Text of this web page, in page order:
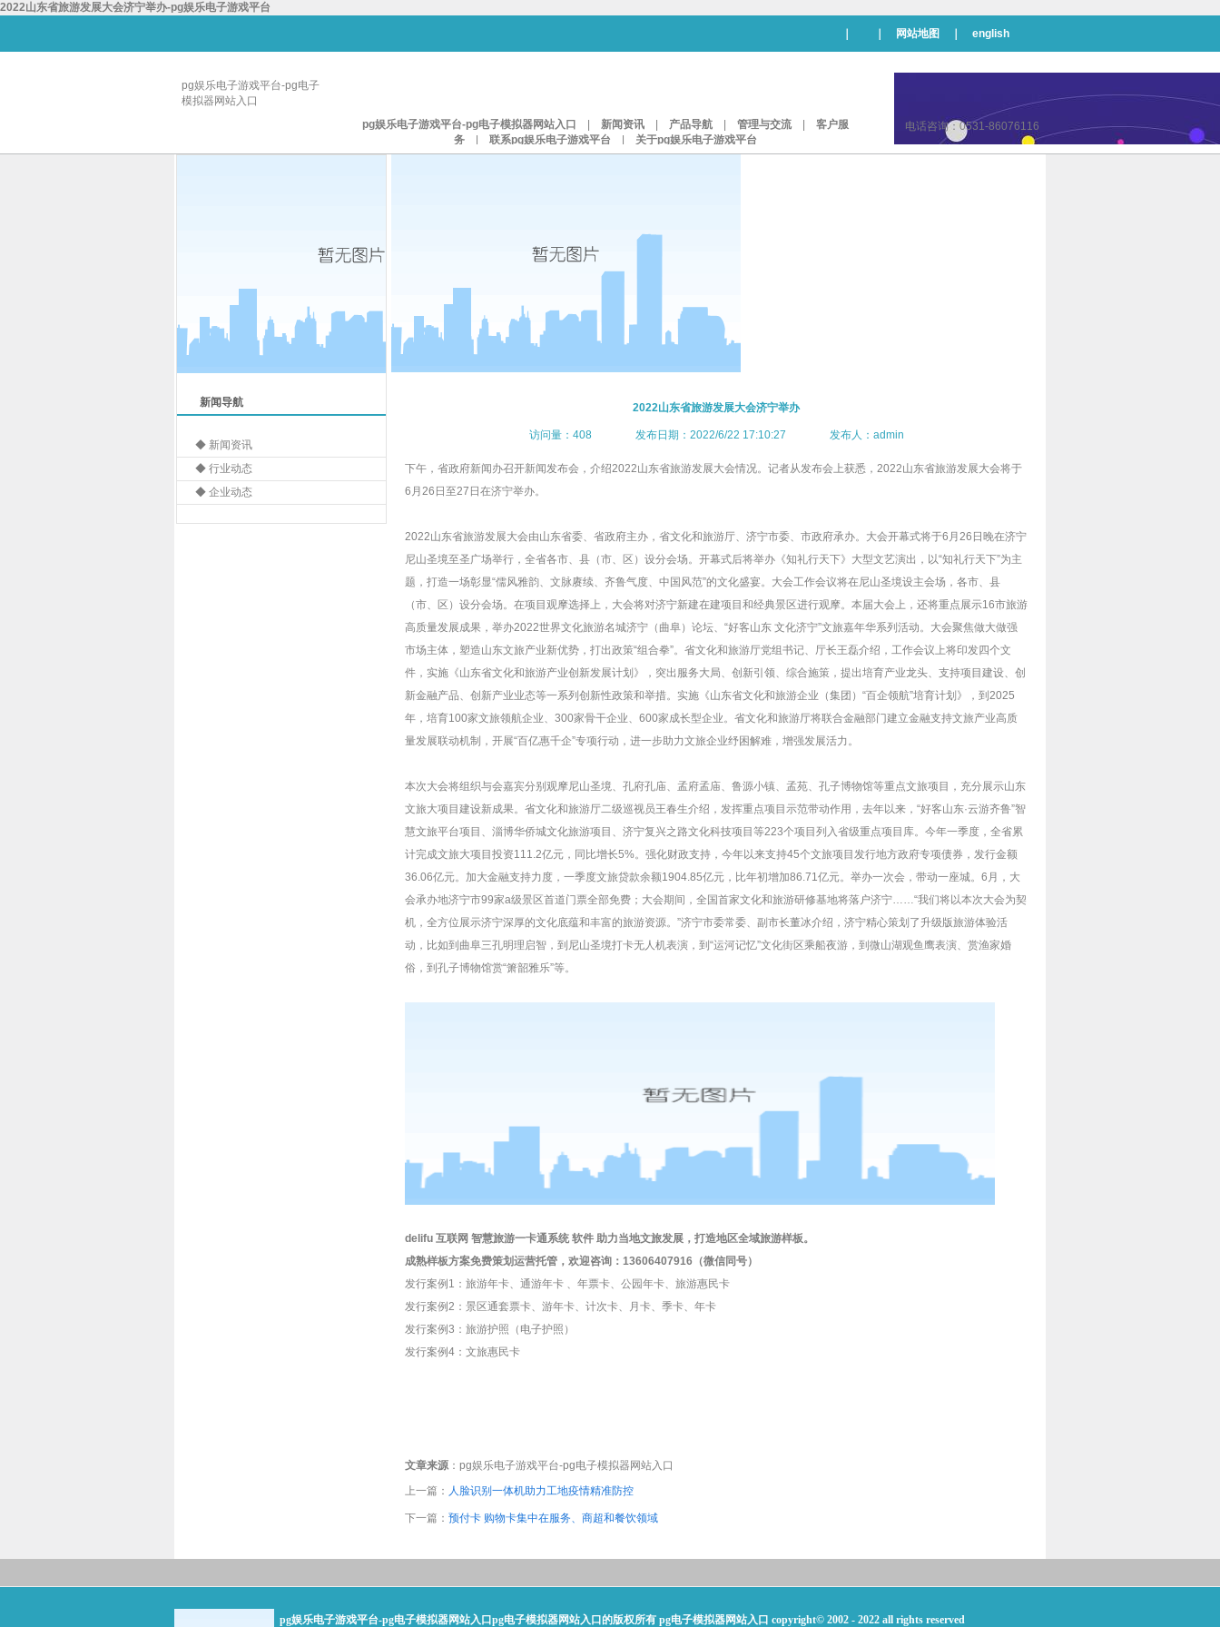
2022山东省旅游发展大会济宁举办-pg娱乐电子游戏平台
网站地图 english
电话咨询：0531-86076116
pg娱乐电子游戏平台-pg电子模拟器网站入口 新闻资讯 产品导航 管理与交流
客户服
务
联系pg娱乐电子游戏平台 关于pg娱乐电子游戏平台
pg娱乐电子游戏平台-pg电子
模拟器网站入口
新闻导航
◆ 新闻资讯
◆ 行业动态
◆ 企业动态
2022山东省旅游发展大会济宁举办
访问量：408 发布日期：2022/6/22 17:10:27 发布人：admin
下午，省政府新闻办召开新闻发布会，介绍2022山东省旅游发展大会情况。记者从发布会上获悉，2022山东省旅游发展大会将于
6月26日至27日在济宁举办。
2022山东省旅游发展大会由山东省委、省政府主办，省文化和旅游厅、济宁市委、市政府承办。大会开幕式将于6月26日晚在济宁
尼山圣境至圣广场举行，全省各市、县（市、区）设分会场。开幕式后将举办《知礼行天下》大型文艺演出，以“知礼行天下”为主
题，打造一场彰显“儒风雅韵、文脉赓续、齐鲁气度、中国风范”的文化盛宴。大会工作会议将在尼山圣境设主会场，各市、县
（市、区）设分会场。在项目观摩选择上，大会将对济宁新建在建项目和经典景区进行观摩。本届大会上，还将重点展示16市旅游
高质量发展成果，举办2022世界文化旅游名城济宁（曲阜）论坛、“好客山东 文化济宁”文旅嘉年华系列活动。大会聚焦做大做强
市场主体，塑造山东文旅产业新优势，打出政策“组合拳”。省文化和旅游厅党组书记、厅长王磊介绍，工作会议上将印发四个文
件，实施《山东省文化和旅游产业创新发展计划》，突出服务大局、创新引领、综合施策，提出培育产业龙头、支持项目建设、创
新金融产品、创新产业业态等一系列创新性政策和举措。实施《山东省文化和旅游企业（集团）“百企领航”培育计划》，到2025
年，培育100家文旅领航企业、300家骨干企业、600家成长型企业。省文化和旅游厅将联合金融部门建立金融支持文旅产业高质
量发展联动机制，开展“百亿惠千企”专项行动，进一步助力文旅企业纾困解难，增强发展活力。
本次大会将组织与会嘉宾分别观摩尼山圣境、孔府孔庙、孟府孟庙、鲁源小镇、孟苑、孔子博物馆等重点文旅项目，充分展示山东
文旅大项目建设新成果。省文化和旅游厅二级巡视员王春生介绍，发挥重点项目示范带动作用，去年以来，“好客山东·云游齐鲁”智
慧文旅平台项目、淄博华侨城文化旅游项目、济宁复兴之路文化科技项目等223个项目列入省级重点项目库。今年一季度，全省累
计完成文旅大项目投资111.2亿元，同比增长5%。强化财政支持，今年以来支持45个文旅项目发行地方政府专项债券，发行金额
36.06亿元。加大金融支持力度，一季度文旅贷款余额1904.85亿元，比年初增加86.71亿元。举办一次会，带动一座城。6月，大
会承办地济宁市99家a级景区首道门票全部免费；大会期间，全国首家文化和旅游研修基地将落户济宁……“我们将以本次大会为契
机，全方位展示济宁深厚的文化底蕴和丰富的旅游资源。”济宁市委常委、副市长董冰介绍，济宁精心策划了升级版旅游体验活
动，比如到曲阜三孔明理启智，到尼山圣境打卡无人机表演，到“运河记忆”文化街区乘船夜游，到微山湖观鱼鹰表演、赏渔家婚
俗，到孔子博物馆赏“箫韶雅乐”等。
delifu 互联网 智慧旅游一卡通系统 软件 助力当地文旅发展，打造地区全域旅游样板。
成熟样板方案免费策划运营托管，欢迎咨询：13606407916（微信同号）
发行案例1： 旅游年卡、 通游年卡 、 年票卡、 公园年卡、 旅游惠民卡
发行案例2：景区通套票卡、游年卡、计次卡、月卡、季卡、年卡
发行案例3：旅游护照（电子护照）
发行案例4：文旅惠民卡
文章来源： pg娱乐电子游戏平台-pg电子模拟器网站入口
上一篇： 人脸识别一体机助力工地疫情精准防控
下一篇： 预付卡 购物卡集中在服务、商超和餐饮领域
pg娱乐电子游戏平台-pg电子模拟器网站入口 pg电子模拟器网站入口的版权所有 pg电子模拟器网站入口 copyright© 2002 - 2022 all rights reserved